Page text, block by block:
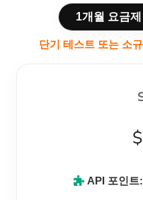
1개월 요금제
단기 테스트 또는 소
$
API 포인트: